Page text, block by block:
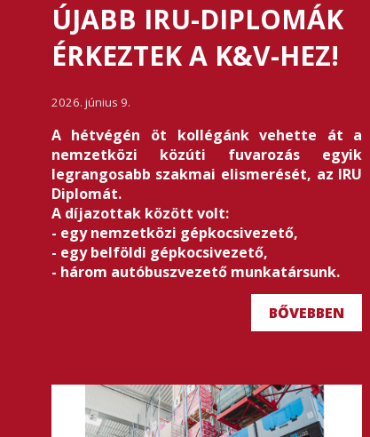
ÚJABB IRU-DIPLOMÁK
ÉRKEZTEK A K&V-HEZ!
2026. június 9.
A hétvégén öt kollégánk vehette át a
nemzetközi közúti fuvarozás egyik
legrangosabb szakmai elismerését, az IRU
Diplomát.
A díjazottak között volt:
- egy nemzetközi gépkocsivezető,
- egy belföldi gépkocsivezető,
- három autóbuszvezető munkatársunk.
BŐVEBBEN